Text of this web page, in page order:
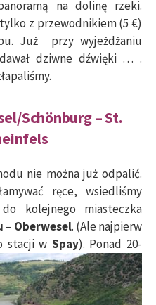
na dolinę rzeki.
z przewodnikiem (5 €)
Już przy wyjeżdżaniu
dziwne dźwięki … .
Schönburg – St.
nie można już odpalić.
ręce, wsiedliśmy
kolejnego miasteczka
– Oberwesel. (Ale najpierw
stacji w Spay). Ponad 20-